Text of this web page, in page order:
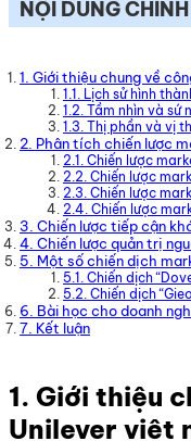
NỘI DUNG CHÍNH
1. Giới thiệu chung về
1.1. Lịch sử hình
1.2. Tầm nhìn và sứ
1.3. Thị phần và vị
2. Phân tích chiến lược
2.1. Chiến lược
2.2. Chiến lược
2.3. Chiến lược
2.4. Chiến lược
3. Chiến lược tiếp cận
4. Chiến lược quản trị
5. Một số chiến dịch
5.1. Chiến dịch
5.2. Chiến dịch
6. Bài học cho doanh
7. Kết luận
1. Giới thiệu
Unilever việt